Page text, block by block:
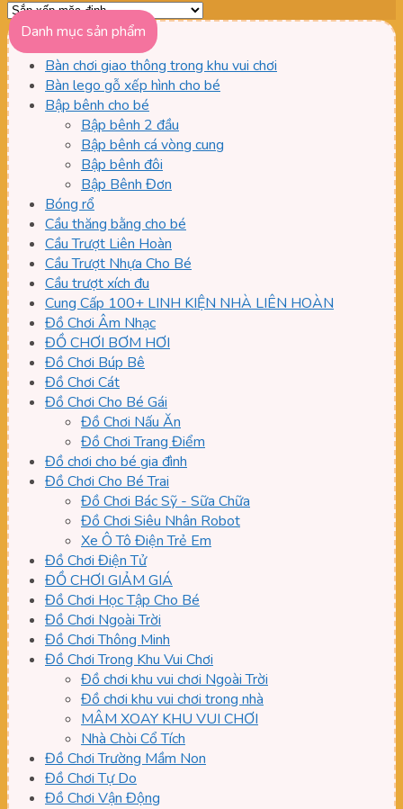
Danh mục sản phẩm
Bàn chơi giao thông trong khu vui chơi
Bàn lego gỗ xếp hình cho bé
Bập bênh cho bé
Bập bênh 2 đầu
Bập bênh cá vòng cung
Bập bênh đôi
Bập Bênh Đơn
Bóng rổ
Cầu thăng bằng cho bé
Cầu Trượt Liên Hoàn
Cầu Trượt Nhựa Cho Bé
Cầu trượt xích đu
Cung Cấp 100+ LINH KIỆN NHÀ LIÊN HOÀN
Đồ Chơi Âm Nhạc
ĐỒ CHƠI BƠM HƠI
Đồ Chơi Búp Bê
Đồ Chơi Cát
Đồ Chơi Cho Bé Gái
Đồ Chơi Nấu Ăn
Đồ Chơi Trang Điểm
Đồ chơi cho bé gia đình
Đồ Chơi Cho Bé Trai
Đồ Chơi Bác Sỹ - Sữa Chữa
Đồ Chơi Siêu Nhân Robot
Xe Ô Tô Điện Trẻ Em
Đồ Chơi Điện Tử
ĐỒ CHƠI GIẢM GIÁ
Đồ Chơi Học Tập Cho Bé
Đồ Chơi Ngoài Trời
Đồ Chơi Thông Minh
Đồ Chơi Trong Khu Vui Chơi
Đồ chơi khu vui chơi Ngoài Trời
Đồ chơi khu vui chơi trong nhà
MÂM XOAY KHU VUI CHƠI
Nhà Chòi Cổ Tích
Đồ Chơi Trường Mầm Non
Đồ Chơi Tự Do
Đồ Chơi Vận Động